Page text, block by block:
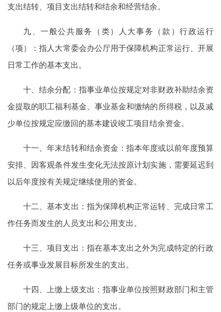
支出结转、项目支出结转和结余和经营结余。
九、一般公共服务（类）人大事务（款）行政运行
（项）：指人大常委会办公厅用于保障机构正常运行、开展
日常工作的基本支出。
十、结余分配：指事业单位按规定对非财政补助结余资
金提取的职工福利基金、事业基金和缴纳的所得税，以及减
少单位按规定应缴回的基本建设竣工项目结余资金。
十一、年末结转和结余资金：指本年度或以前年度预算
安排、因客观条件发生变化无法按原计划实施，需要延迟到
以后年度按有关规定继续使用的资金。
十二、基本支出：指为保障机构正常运转、完成日常工
作任务而发生的人员支出和公用支出。
十三、项目支出：指在基本支出之外为完成特定的行政
任务或事业发展目标所发生的支出。
十四、上缴上级支出：指事业单位按照财政部门和主管
部门的规定上缴上级单位的支出。